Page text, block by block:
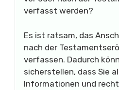
verfasst werden?
Es ist ratsam, das
nach der
verfassen. Dadurch
sicherstellen, dass Sie
Informationen und